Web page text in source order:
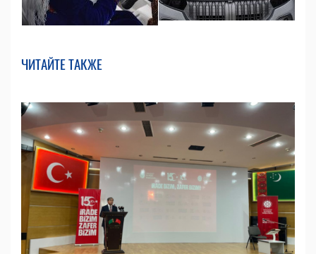
ЧИТАЙТЕ ТАКЖЕ